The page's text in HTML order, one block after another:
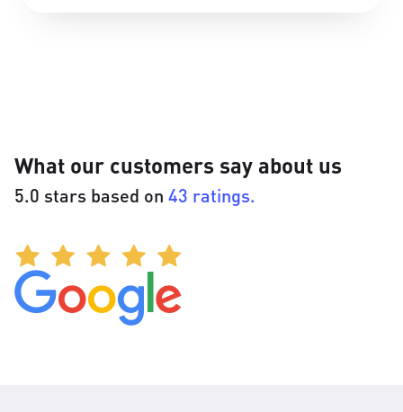
What our customers say about us
5.0 stars based on 43 ratings.